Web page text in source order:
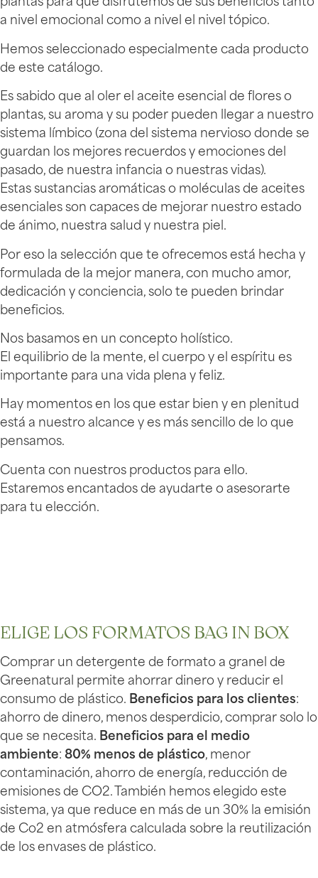
plantas para que disfrutemos de sus beneficios tanto
a nivel emocional como a nivel el nivel tópico.
Hemos seleccionado especialmente cada producto
de este catálogo.
Es sabido que al oler el aceite esencial de flores o
plantas, su aroma y su poder pueden llegar a nuestro
sistema límbico (zona del sistema nervioso donde se
guardan los mejores recuerdos y emociones del
pasado, de nuestra infancia o nuestras vidas).
Estas sustancias aromáticas o moléculas de aceites
esenciales son capaces de mejorar nuestro estado
de ánimo, nuestra salud y nuestra piel.
Por eso la selección que te ofrecemos está hecha y
formulada de la mejor manera, con mucho amor,
dedicación y conciencia, solo te pueden brindar
beneficios.
Nos basamos en un concepto holístico.
El equilibrio de la mente, el cuerpo y el espíritu es
importante para una vida plena y feliz.
Hay momentos en los que estar bien y en plenitud
está a nuestro alcance y es más sencillo de lo que
pensamos.
Cuenta con nuestros productos para ello.
Estaremos encantados de ayudarte o asesorarte
para tu elección.
ELIGE LOS FORMATOS BAG IN BOX
Comprar un detergente de formato a granel de
Greenatural permite ahorrar dinero y reducir el
consumo de plástico. Beneficios para los clientes:
ahorro de dinero, menos desperdicio, comprar solo lo
que se necesita. Beneficios para el medio
ambiente: 80% menos de plástico, menor
contaminación, ahorro de energía, reducción de
emisiones de CO2. También hemos elegido este
sistema, ya que reduce en más de un 30% la emisión
de Co2 en atmósfera calculada sobre la reutilización
de los envases de plástico.